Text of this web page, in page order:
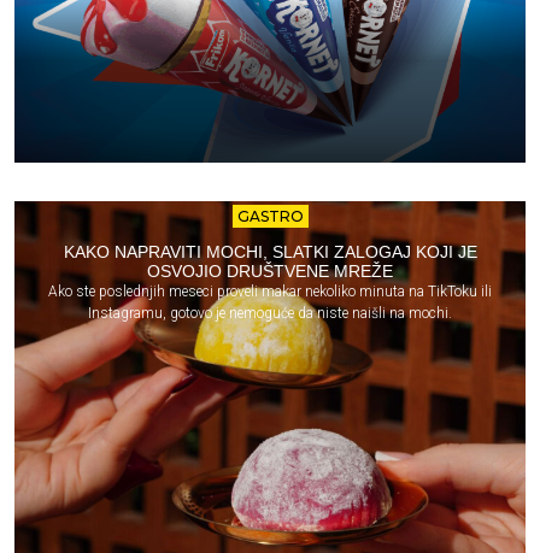
GASTRO
KAKO NAPRAVITI MOCHI, SLATKI ZALOGAJ KOJI JE
OSVOJIO DRUŠTVENE MREŽE
Ako ste poslednjih meseci proveli makar nekoliko minuta na TikToku ili
Instagramu, gotovo je nemoguće da niste naišli na mochi.